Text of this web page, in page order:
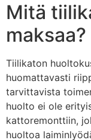
Mitä
maksaa?
Tiilikaton
huomattavasti
tarvittavista
huolto ei ole
kattoremonttiin,
huoltoa